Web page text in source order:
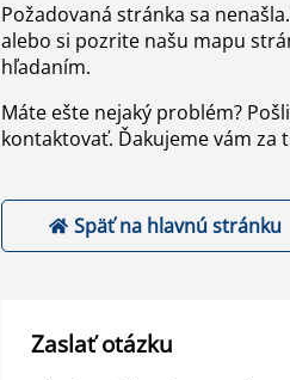
Požadovaná stránka sa
alebo si pozrite našu mapu
hľadaním.
Máte ešte nejaký problém?
kontaktovať. Ďakujeme vám za
Späť na hlavnú stránku
Zaslať otázku